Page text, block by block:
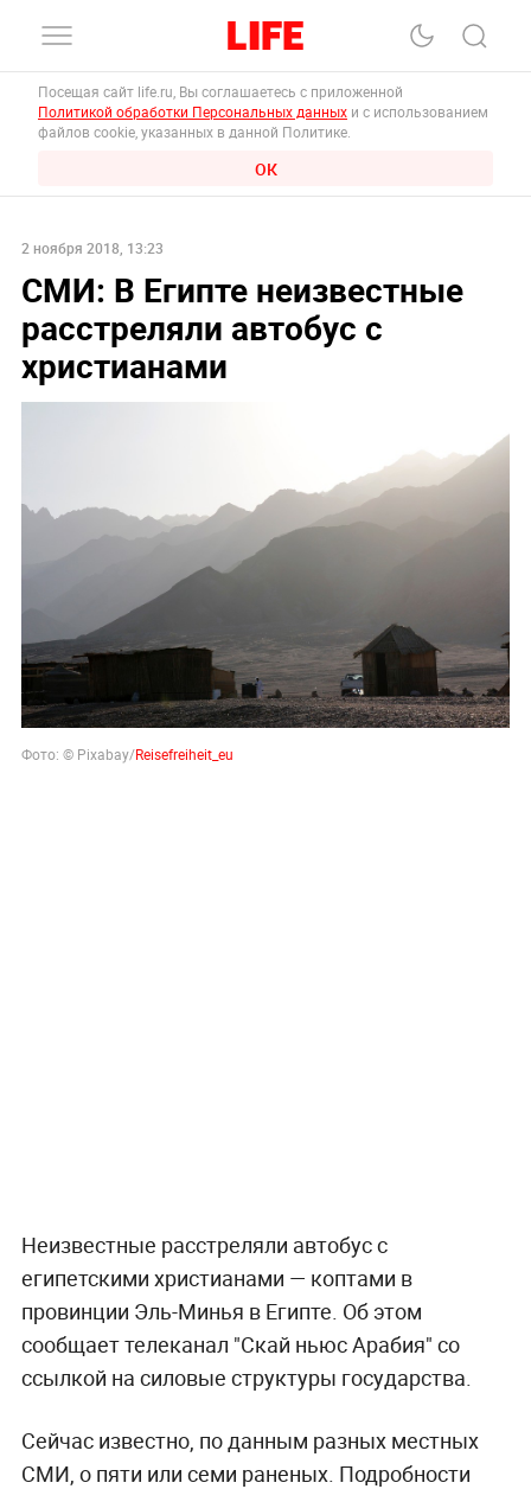
Посещая сайт life.ru, Вы соглашаетесь с приложенной
Политикой обработки Персональных данных и с использованием
файлов cookie, указанных в данной Политике.
ОК
2 ноября 2018, 13:23
СМИ: В Египте неизвестные
расстреляли автобус с
христианами
Фото: © Pixabay/Reisefreiheit_eu
Неизвестные расстреляли автобус с
египетскими христианами — коптами в
провинции Эль-Минья в Египте. Об этом
сообщает телеканал "Скай ньюс Арабия" со
ссылкой на силовые структуры государства.
Сейчас известно, по данным разных местных
СМИ, о пяти или семи раненых. Подробности